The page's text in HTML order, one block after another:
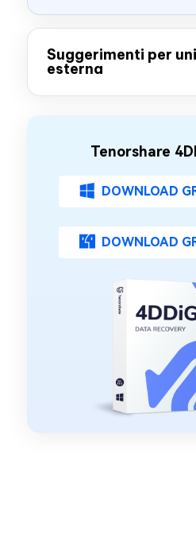
Suggerimenti per
esterna
Tenorshare
DOWNLOAD
DOWNLOAD